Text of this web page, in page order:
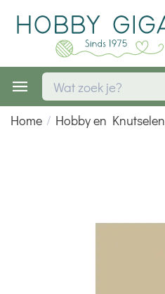
Home / Hobby en Knutselen